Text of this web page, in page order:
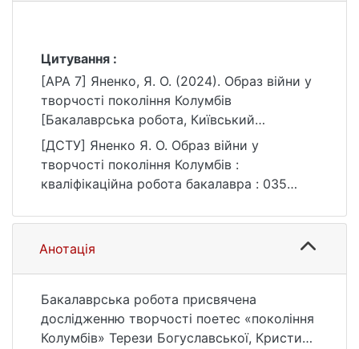
Цитування :
[APA 7] Яненко, Я. О. (2024). Образ війни у
творчості покоління Колумбів
[Бакалаврська робота, Київський
національний університет імені Тараса
Шевченка]. eKNUTSHIR.
https://ir.library.knu.ua/handle/15071834/3119
[ДСТУ] Яненко Я. О. Образ війни у
творчості покоління Колумбів :
кваліфікаційна робота бакалавра : 035
2024. 57 с. URL:
https://ir.library.knu.ua/handle/15071834/3119
(дата звернення: 25.07.2026).
Анотація
Бакалаврська робота присвячена
дослідженню творчості поетес «покоління
Колумбів» Терези Богуславської, Кристини